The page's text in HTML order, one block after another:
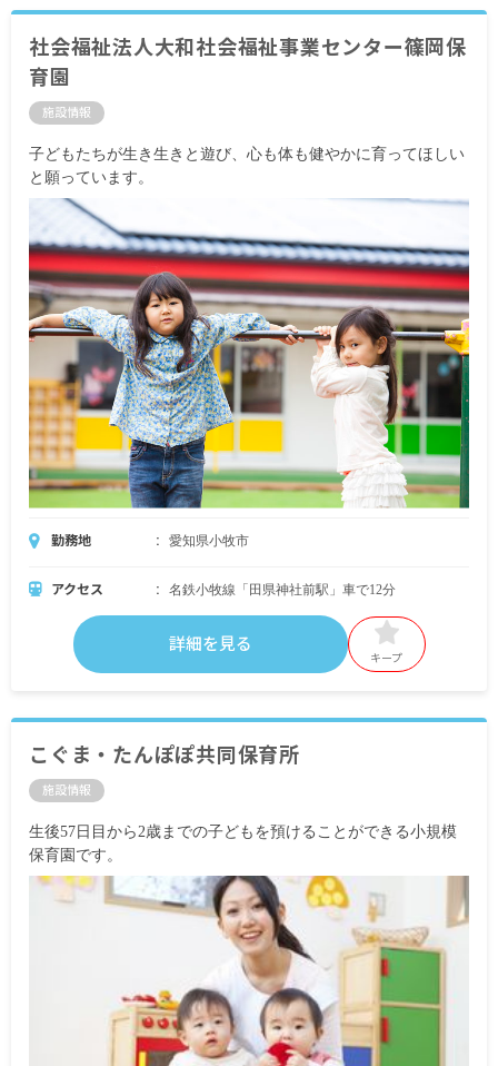
社会福祉法人大和社会福祉事業センター篠岡保
育園
施設情報
子どもたちが生き生きと遊び、心も体も健やかに育ってほしい
と願っています。
勤務地 愛知県小牧市
アクセス 名鉄小牧線「田県神社前駅」車で12分
詳細を見る
キープ
こぐま・たんぽぽ共同保育所
施設情報
生後57日目から2歳までの子どもを預けることができる小規模
保育園です。